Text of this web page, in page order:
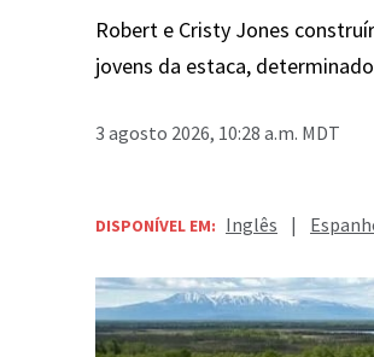
Robert e Cristy Jones
jovens da estaca,
3 agosto 2026, 10:28 a.m. MDT
DISPONÍVEL EM: Inglês |